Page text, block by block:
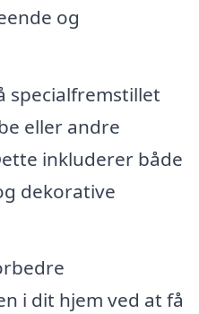
og
specialfremstillet
eller andre
inkluderer både
dekorative
i dit hjem ved at få